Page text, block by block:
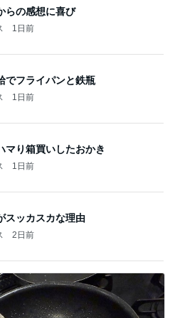
らの感想に喜び
1日前
でフライパンと鉄瓶
1日前
マり箱買いしたおかき
1日前
スッカスカな理由
2日前